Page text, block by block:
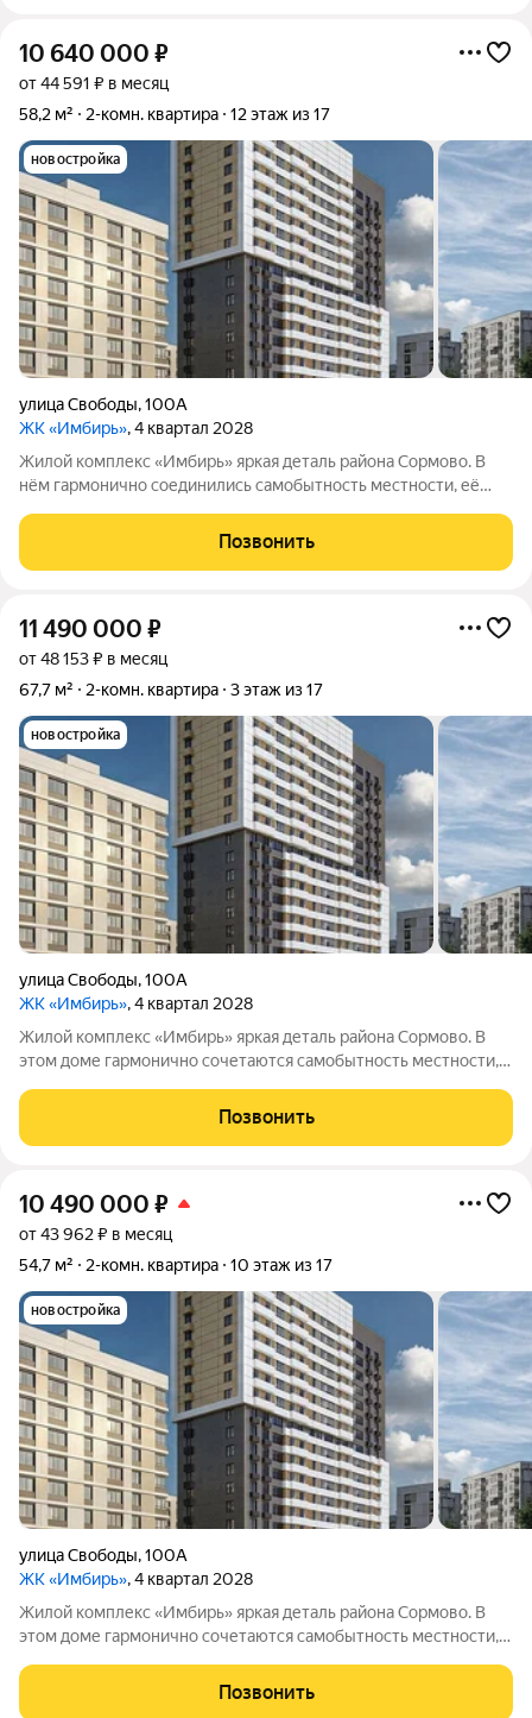
10 640 000 ₽
от 44 591 ₽ в месяц
58,2 м²
2-комн. квартира 12 этаж из 17
новостройка
улица Свободы,100А
ЖК «Имбирь», 4 квартал 2028
Жилой комплекс «Имбирь» яркая деталь района Сормово. В
нём гармонично соединились самобытность местности, её
необходимое находится поблизости: транспортные маршруты,
торговые точки, образовательные
Позвонить
11 490 000 ₽
от 48 153 ₽ в месяц
67,7 м²
2-комн. квартира 3 этаж из 17
новостройка
улица Свободы,100А
ЖК «Имбирь», 4 квартал 2028
Жилой комплекс «Имбирь» яркая деталь района Сормово. В
этом доме гармонично сочетаются самобытность местности,
комфорта. Всё необходимое находится в шаговой
доступности: транспортные маршруты,
Позвонить
10 490 000 ₽
от 43 962 ₽ в месяц
54,7 м²
2-комн. квартира 10 этаж из 17
новостройка
улица Свободы,100А
ЖК «Имбирь», 4 квартал 2028
Жилой комплекс «Имбирь» яркая деталь района Сормово. В
этом доме гармонично сочетаются самобытность местности,
комфорта. Всё необходимое находится в шаговой
доступности: транспортные маршруты,
Позвонить